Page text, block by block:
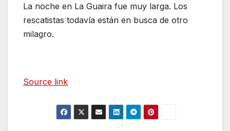
La noche en La Guaira fue muy larga. Los
rescatistas todavía están en busca de otro
milagro.
Source link